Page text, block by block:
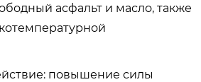
асфальт и масло, также
повышение силы